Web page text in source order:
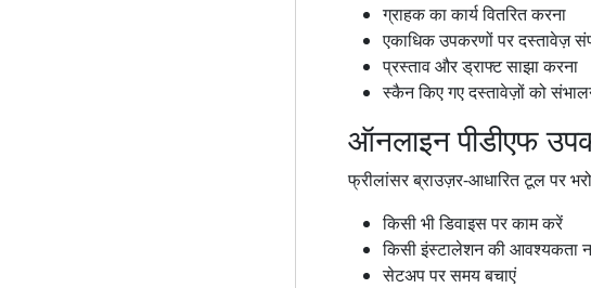
ग्राहक का कार्य वितरित करना
एकाधिक उपकरणों पर दस्तावेज़
प्रस्ताव और ड्राफ्ट साझा करना
स्कैन किए गए दस्तावेज़ों को
ऑनलाइन पीडीएफ
फ्रीलांसर ब्राउज़र-आधारित टूल पर
किसी भी डिवाइस पर काम करें
किसी इंस्टालेशन की आवश्यकता
सेटअप पर समय बचाएं